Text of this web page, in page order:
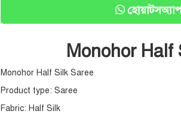
Monohor Half
Monohor Half Silk Saree
Product type: Saree
Fabric: Half Silk